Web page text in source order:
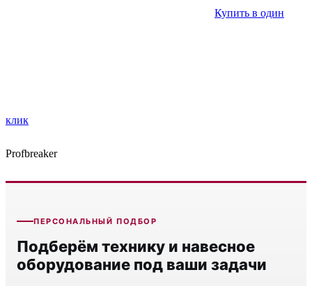
Купить в один
клик
Profbreaker
ПЕРСОНАЛЬНЫЙ ПОДБОР
Подберём технику и навесное
оборудование под ваши задачи